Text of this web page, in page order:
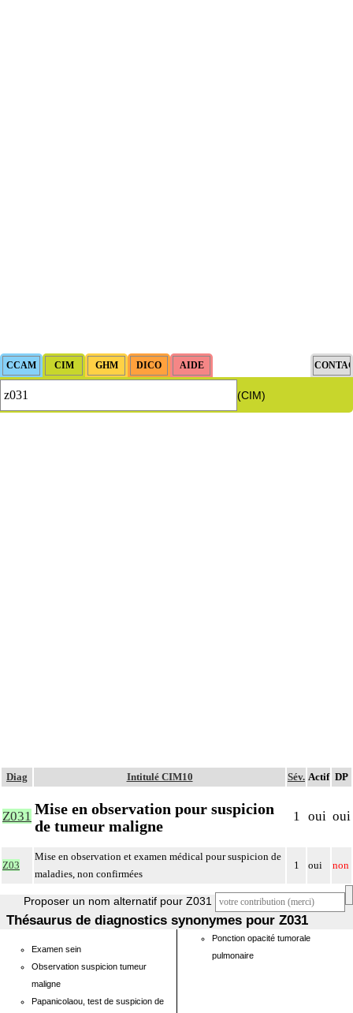
(CIM)
Diag Intitulé CIM10 Sév. Actif DP
Z031 Mise en observation pour suspicion
de tumeur maligne
1 oui oui
Z03
Mise en observation et examen médical pour suspicion de
maladies, non confirmées
1 oui non
Proposer un nom alternatif pour Z031
Thésaurus de diagnostics synonymes pour Z031
Examen sein
Observation suspicion tumeur
maligne
Papanicolaou, test de suspicion de
Ponction opacité tumorale
pulmonaire